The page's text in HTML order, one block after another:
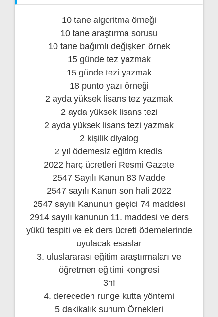
10 tane algoritma örneği
10 tane araştırma sorusu
10 tane bağımlı değişken örnek
15 günde tez yazmak
15 günde tezi yazmak
18 punto yazı örneği
2 ayda yüksek lisans tez yazmak
2 ayda yüksek lisans tezi
2 ayda yüksek lisans tezi yazmak
2 kişilik diyalog
2 yıl ödemesiz eğitim kredisi
2022 harç ücretleri Resmi Gazete
2547 Sayılı Kanun 83 Madde
2547 sayılı Kanun son hali 2022
2547 sayılı Kanunun geçici 74 maddesi
2914 sayılı kanunun 11. maddesi ve ders
yükü tespiti ve ek ders ücreti ödemelerinde
uyulacak esaslar
3. uluslararası eğitim araştırmaları ve
öğretmen eğitimi kongresi
3nf
4. dereceden runge kutta yöntemi
5 dakikalık sunum Örnekleri